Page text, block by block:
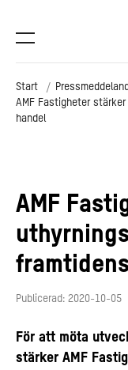
Start
AMF Fastigheter
handel
AMF
Publicerad: 2020-10-05
För att möta
stärker AMF